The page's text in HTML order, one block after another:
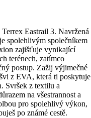
Eastrail 3. Navržená
spolehlivým společníkem
zajišťuje vynikající
terénech, zatímco
postup. Zažij výjimečné
z EVA, která ti poskytuje
Svršek z textilu a
na všestrannost a
pro spolehlivý výkon,
po známé cestě.